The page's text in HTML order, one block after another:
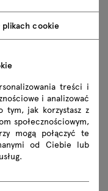
plikach cookie
treści i
i analizować
jak korzystasz z
społecznościowym,
mogą połączyć te
od Ciebie lub